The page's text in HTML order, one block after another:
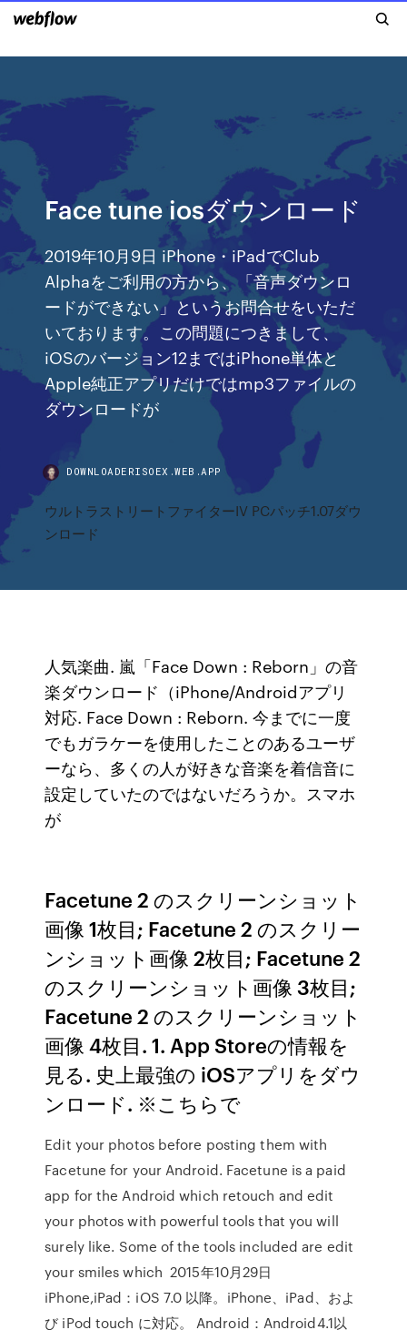
Face tune iosダウンロード
2019年10月9日 iPhone・iPadでClub
Alphaをご利用の方から、「音声ダウンロ
ードができない」というお問合せをいただ
いております。この問題につきまして、
iOSのバージョン12まではiPhone単体と
Apple純正アプリだけではmp3ファイルの
ダウンロードが
DOWNLOADERISOEX.WEB.APP
ウルトラストリートファイターIV PCパッチ1.07ダウ
ンロード
人気楽曲. 嵐「Face Down : Reborn」の音
楽ダウンロード（iPhone/Androidアプリ
対応. Face Down : Reborn. 今までに一度
でもガラケーを使用したことのあるユーザ
ーなら、多くの人が好きな音楽を着信音に
設定していたのではないだろうか。スマホ
が
Facetune 2 のスクリーンショット
画像 1枚目; Facetune 2 のスクリー
ンショット画像 2枚目; Facetune 2
のスクリーンショット画像 3枚目;
Facetune 2 のスクリーンショット
画像 4枚目. 1. App Storeの情報を
見る. 史上最強の iOSアプリをダウ
ンロード. ※こちらで
Edit your photos before posting them with
Facetune for your Android. Facetune is a paid
app for the Android which retouch and edit
your photos with powerful tools that you will
surely like. Some of the tools included are edit
your smiles which 2015年10月29日
iPhone,iPad：iOS 7.0 以降。iPhone、iPad、およ
び iPod touch に対応。 Android：Android4.1以